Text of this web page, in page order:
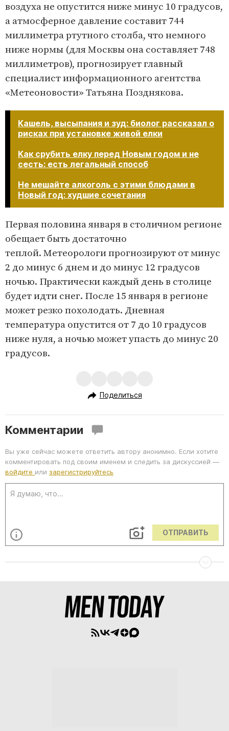
воздуха не опустится ниже минус 10 градусов,
а атмосферное давление составит 744
миллиметра ртутного столба, что немного
ниже нормы (для Москвы она составляет 748
миллиметров), прогнозирует главный
специалист информационного агентства
«Метеоновости» Татьяна Позднякова.
Кашель, высыпания и зуд: биолог рассказал о
рисках при установке живой елки
Как срубить елку перед Новым годом и не
сесть: есть легальный способ
Не мешайте алкоголь с этими блюдами в
Новый год: худшие сочетания​​​​​​​
Первая половина января в столичном регионе
обещает быть достаточно
теплой. Метеорологи прогнозируют от минус
2 до минус 6 днем и до минус 12 градусов
ночью. Практически каждый день в столице
будет идти снег. После 15 января в регионе
может резко похолодать. Дневная
температура опустится от 7 до 10 градусов
ниже нуля, а ночью может упасть до минус 20
градусов.
Поделиться
Комментарии
Вы уже сейчас можете ответить автору анонимно. Если хотите
комментировать под своим именем и следить за дискуссией —
войдите или зарегистрируйтесь
ОТПРАВИТЬ